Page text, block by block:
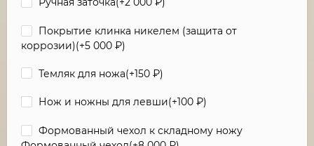
Покрытие клинка никелем (защита от
коррозии)(+5 000 ₽)
Темляк для ножа(+150 ₽)
Нож и ножны для левши(+100 ₽)
Формованный чехол к складному ножу